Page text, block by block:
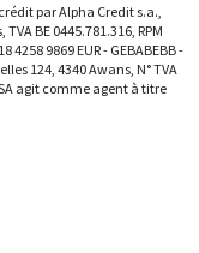
par Alpha Credit s.a.,
BE 0445.781.316, RPM
4258 9869 EUR - GEBABEBB -
124, 4340 Awans, N° TVA
agit comme agent à titre